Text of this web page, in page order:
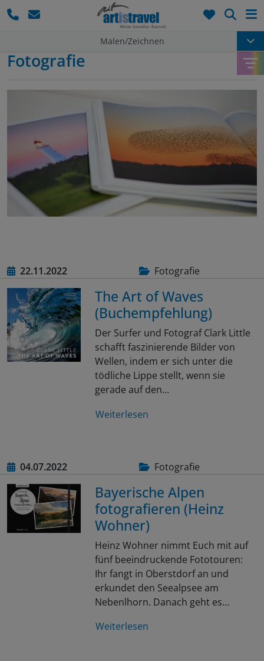
Malen/Zeichnen
Fotografie
22.11.2022 Fotografie
The Art of Waves
(Buchempfehlung)
Der Surfer und Fotograf Clark Little
schafft faszinierende Bilder von
Wellen, indem er sich unter die
tödliche Lippe stellt, wenn sie
gerade auf den…
Weiterlesen
04.07.2022 Fotografie
Bayerische Alpen
fotografieren (Heinz
Wohner)
Heinz Wohner nimmt Euch mit auf
fünf beeindruckende Fototouren:
Ihr fangt in Oberstdorf an und
erkundet den Seealpsee am
Nebenlhorn. Danach geht es…
Weiterlesen